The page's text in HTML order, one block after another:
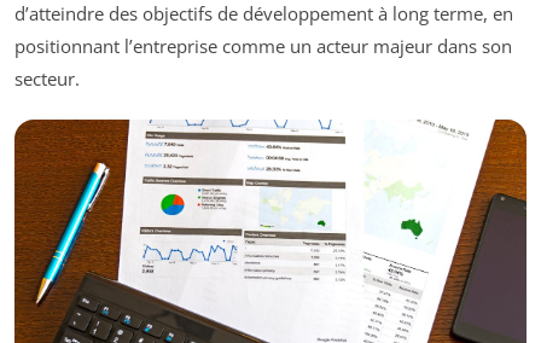
d’atteindre des objectifs de développement à long terme, en
positionnant l’entreprise comme un acteur majeur dans son
secteur.